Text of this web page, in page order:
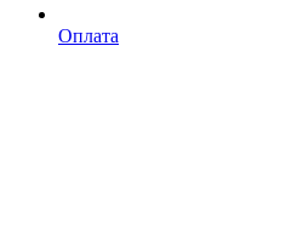
Оплата